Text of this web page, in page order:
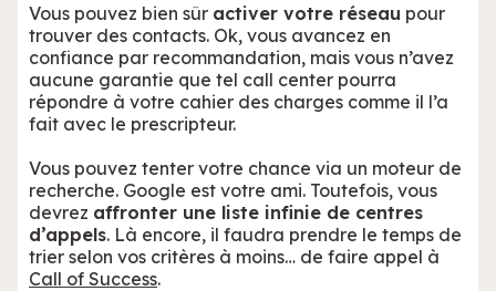
Vous pouvez bien sûr activer votre réseau pour
trouver des contacts. Ok, vous avancez en
confiance par recommandation, mais vous n’avez
aucune garantie que tel call center pourra
répondre à votre cahier des charges comme il l’a
fait avec le prescripteur.
Vous pouvez tenter votre chance via un moteur de
recherche. Google est votre ami. Toutefois, vous
devrez affronter une liste infinie de centres
d’appels. Là encore, il faudra prendre le temps de
trier selon vos critères à moins… de faire appel à
Call of Success.